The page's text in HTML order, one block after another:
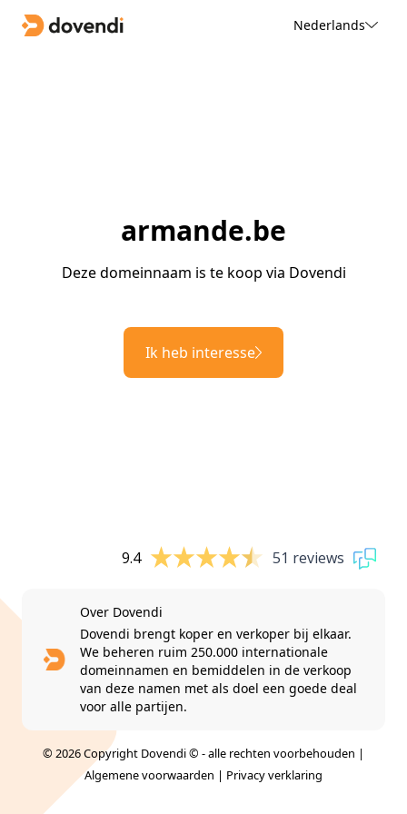
Nederlands
armande.be
Deze domeinnaam is te koop via Dovendi
Ik heb interesse
9.4 51 reviews
Over Dovendi
Dovendi brengt koper en verkoper bij elkaar.
We beheren ruim 250.000 internationale
domeinnamen en bemiddelen in de verkoop
van deze namen met als doel een goede deal
voor alle partijen.
© 2026 Copyright Dovendi © - alle rechten voorbehouden |
Algemene voorwaarden | Privacy verklaring